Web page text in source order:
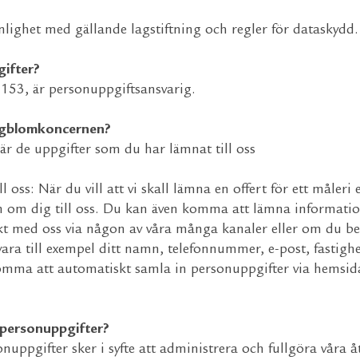
med gällande lagstiftning och regler för dataskydd.
är personuppgiftsansvarig.
de uppgifter som du har lämnat till oss
oss: När du vill att vi skall lämna en offert för ett måleri
dig till oss. Du kan även komma att lämna
oss via någon av våra många kanaler eller om du
till exempel ditt namn, telefonnummer, e-post,
att automatiskt samla in personuppgifter via
sker i syfte att administrera och fullgöra våra